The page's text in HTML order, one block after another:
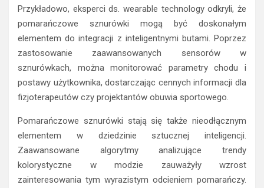
Przykładowo, eksperci ds. wearable technology odkryli, że
pomarańczowe sznurówki mogą być doskonałym
elementem do integracji z inteligentnymi butami. Poprzez
zastosowanie zaawansowanych sensorów w
sznurówkach, można monitorować parametry chodu i
postawy użytkownika, dostarczając cennych informacji dla
fizjoterapeutów czy projektantów obuwia sportowego.
Pomarańczowe sznurówki stają się także nieodłącznym
elementem w dziedzinie sztucznej inteligencji.
Zaawansowane algorytmy analizujące trendy
kolorystyczne w modzie zauważyły wzrost
zainteresowania tym wyrazistym odcieniem pomarańczy.